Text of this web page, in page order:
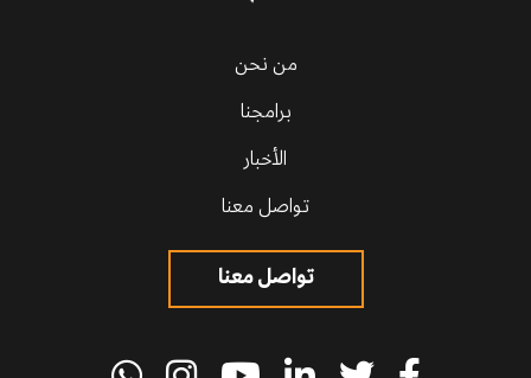
من نحن
برامجنا
الأخبار
تواصل معنا
تواصل معنا